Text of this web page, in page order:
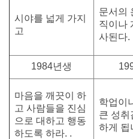
시야를 넓게 가지
고
문서의
직이나
사된다.
1984년생
마음을 깨끗이 하
고 사람들을 진심
으로 대하고 행동
하도록 하라. .
학업이
큰 성취
하게 됩